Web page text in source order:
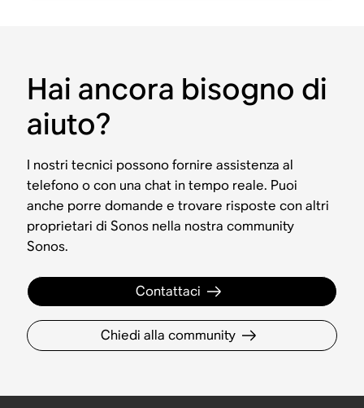
Hai ancora bisogno di
aiuto?
I nostri tecnici possono fornire assistenza al
telefono o con una chat in tempo reale. Puoi
anche porre domande e trovare risposte con altri
proprietari di Sonos nella nostra community
Sonos.
Contattaci
Chiedi alla community